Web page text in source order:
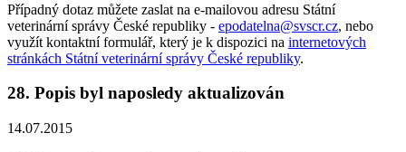
Případný dotaz můžete zaslat na e-mailovou adresu Státní
veterinární správy České republiky - epodatelna@svscr.cz, nebo
využít kontaktní formulář, který je k dispozici na internetových
stránkách Státní veterinární správy České republiky.
28. Popis byl naposledy aktualizován
14.07.2015